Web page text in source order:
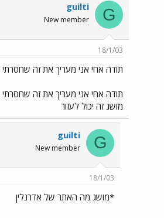
G
guilti
New member
18/1/03
תודה אחי אני מעריך את זה שחסרתי
תודה אחי אני מעריך את זה
מושג זה יכול לעזור
G
guilti
New member
18/1/03
*מושג מה האתר של אדרנלין